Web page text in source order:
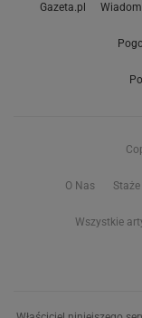
Gazeta.pl
O Nas
Wszystkie